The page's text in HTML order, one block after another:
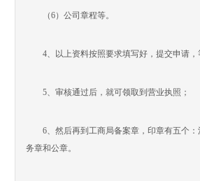
（6）公司章程等。
4、以上资料按照要求填写好，提交申请，
5、审核通过后，就可领取到营业执照；
6、然后再到工商局备案章，印章有五个：
务章和公章。